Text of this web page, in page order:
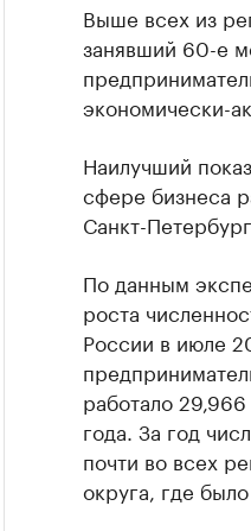
Выше всех из
занявший 60-е
экономически-
Наилучший
сфере бизнеса
Санкт-
По данным
роста
России в июле
работало
года. За год
почти во всех
округа, где